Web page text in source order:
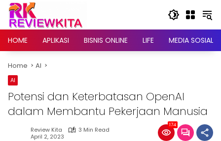
Skip
content
HOME
APLIKASI BISNIS ONLINE LIFE MEDIA SOSIAL
Home AI
AI
Potensi dan Keterbatasan OpenAI
dalam Membantu Pekerjaan Manusia
Review Kita
3 Min Read
April 2, 2023
174